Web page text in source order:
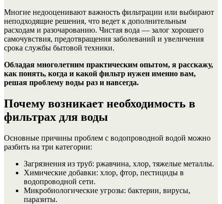
Многие недооценивают важность фильтрации или выбирают
неподходящие решения, что ведет к дополнительным
расходам и разочарованию. Чистая вода — залог хорошего
самочувствия, предотвращения заболеваний и увеличения
срока службы бытовой техники.
Обладая многолетним практическим опытом, я расскажу,
как понять, когда и какой фильтр нужен именно вам,
решая проблему воды раз и навсегда.
Почему возникает необходимость в
фильтрах для воды
Основные причины проблем с водопроводной водой можно
разбить на три категории:
Загрязнения из труб: ржавчина, хлор, тяжелые металлы.
Химические добавки: хлор, фтор, пестициды в
водопроводной сети.
Микробиологические угрозы: бактерии, вирусы,
паразиты.